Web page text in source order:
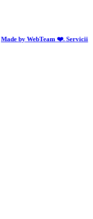
Made by WebTeam ❤️. Servicii